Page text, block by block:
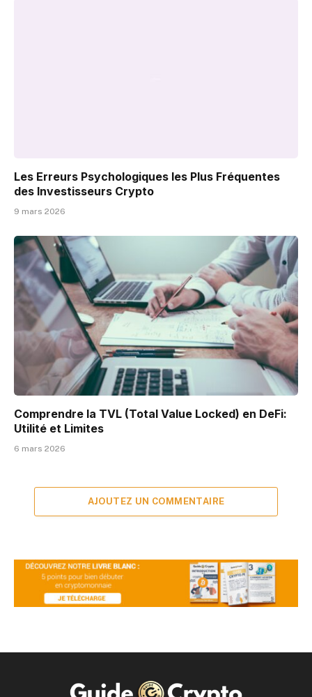
Les Erreurs Psychologiques les Plus Fréquentes
des Investisseurs Crypto
9 mars 2026
Comprendre la TVL (Total Value Locked) en DeFi:
Utilité et Limites
6 mars 2026
AJOUTEZ UN COMMENTAIRE